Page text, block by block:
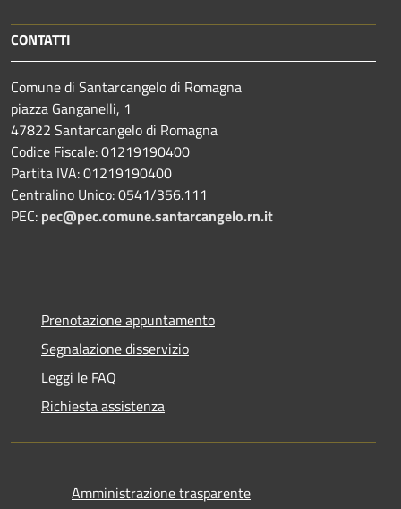
CONTATTI
Comune di Santarcangelo di Romagna
piazza Ganganelli, 1
47822 Santarcangelo di Romagna
Codice Fiscale: 01219190400
Partita IVA: 01219190400
Centralino Unico: 0541/356.111
PEC: pec@pec.comune.santarcangelo.rn.it
Prenotazione appuntamento
Segnalazione disservizio
Leggi le FAQ
Richiesta assistenza
Amministrazione trasparente